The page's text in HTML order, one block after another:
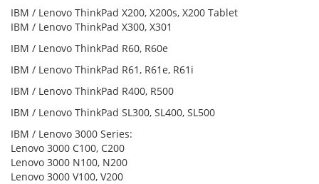
IBM / Lenovo ThinkPad X200, X200s, X200 Tablet
IBM / Lenovo ThinkPad X300, X301
IBM / Lenovo ThinkPad R60, R60e
IBM / Lenovo ThinkPad R61, R61e, R61i
IBM / Lenovo ThinkPad R400, R500
IBM / Lenovo ThinkPad SL300, SL400, SL500
IBM / Lenovo 3000 Series:
Lenovo 3000 C100, C200
Lenovo 3000 N100, N200
Lenovo 3000 V100, V200